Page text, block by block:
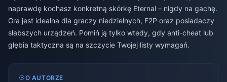
naprawdę kochasz konkretną skórkę Eternal – nigdy na gachę.
Gra jest idealna dla graczy niedzielnych, F2P oraz posiadaczy
słabszych urządzeń. Pomiń ją tylko wtedy, gdy anti-cheat lub
głębia taktyczna są na szczycie Twojej listy wymagań.
O AUTORZE